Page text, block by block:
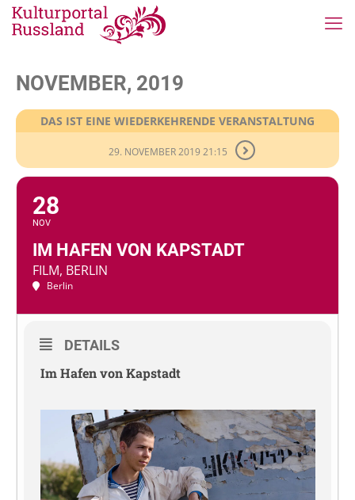
NOVEMBER, 2019
DAS IST EINE WIEDERKEHRENDE VERANSTALTUNG
29. NOVEMBER 2019 21:15
28
NOV
IM HAFEN VON KAPSTADT
FILM, BERLIN
Berlin
DETAILS
Im Hafen von Kapstadt